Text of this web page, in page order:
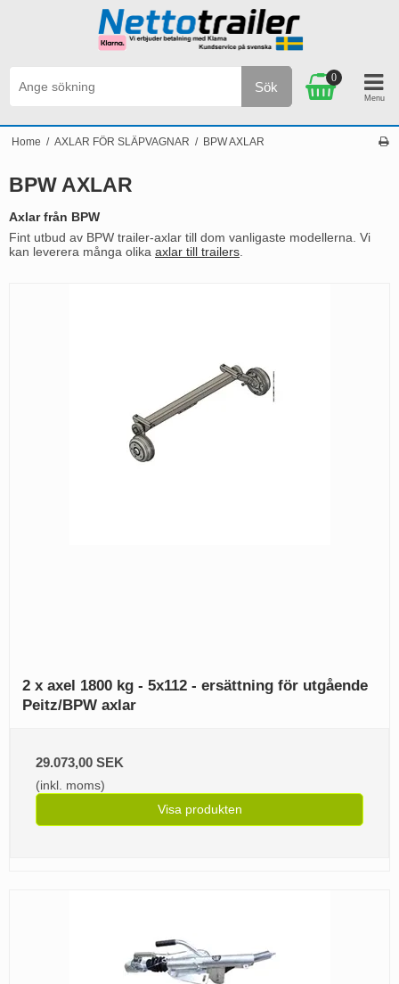
Sök
0
Home / AXLAR FÖR SLÄPVAGNAR / BPW AXLAR
BPW AXLAR
Axlar från BPW
Fint utbud av BPW trailer-axlar till dom vanligaste modellerna. Vi
kan leverera många olika axlar till trailers.
2 x axel 1800 kg - 5x112 - ersättning för utgående
Peitz/BPW axlar
29.073,00 SEK
(inkl. moms)
Visa produkten